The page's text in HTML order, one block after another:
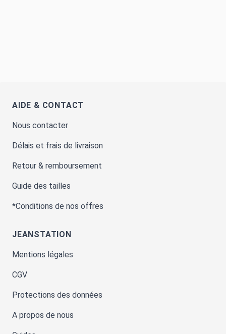
AIDE & CONTACT
Nous contacter
Délais et frais de livraison
Retour & remboursement
Guide des tailles
*Conditions de nos offres
JEANSTATION
Mentions légales
CGV
Protections des données
A propos de nous